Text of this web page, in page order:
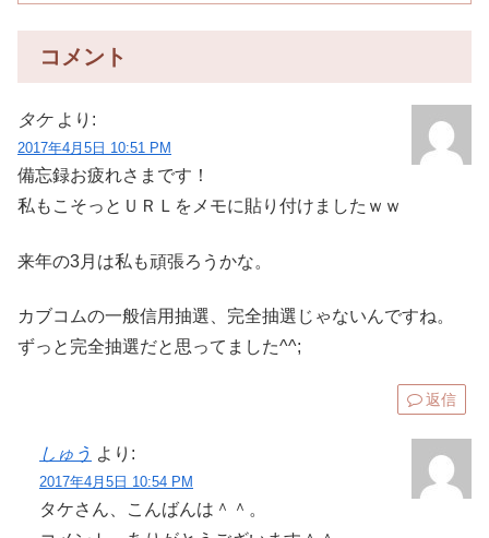
コメント
タケ より:
2017年4月5日 10:51 PM
備忘録お疲れさまです！
私もこそっとＵＲＬをメモに貼り付けましたｗｗ
来年の3月は私も頑張ろうかな。
カブコムの一般信用抽選、完全抽選じゃないんですね。
ずっと完全抽選だと思ってました^^;
返信
しゅう より:
2017年4月5日 10:54 PM
タケさん、こんばんは＾＾。